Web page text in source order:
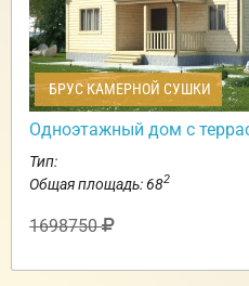
БРУС КАМЕРНОЙ СУШКИ
Одноэтажный дом с
Тип:
Общая площадь: 682
1698750